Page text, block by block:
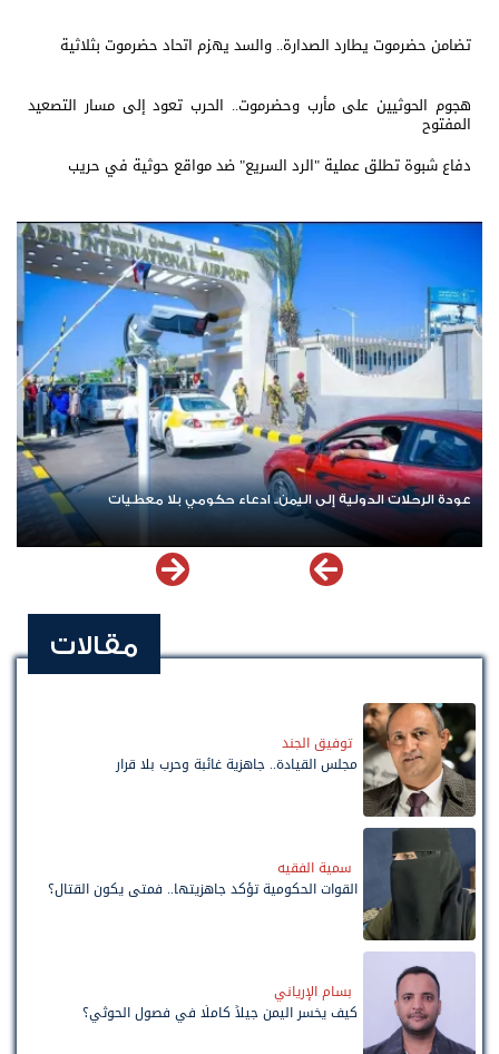
تضامن حضرموت يطارد الصدارة.. والسد يهزم اتحاد حضرموت بثلاثية
هجوم الحوثيين على مأرب وحضرموت.. الحرب تعود إلى مسار التصعيد
المفتوح
دفاع شبوة تطلق عملية "الرد السريع" ضد مواقع حوثية في حريب
الرحلات الدولية إلى اليمن.. ادعاء حكومي بلا معطيات اشترك
مقالات
توفيق الجند
مجلس القيادة.. جاهزية غائبة وحرب بلا قرار
سمية الفقيه
القوات الحكومية تؤكد جاهزيتها.. فمتى يكون القتال؟
بسام الإرياني
كيف يخسر اليمن جيلاً كاملًا في فصول الحوثي؟